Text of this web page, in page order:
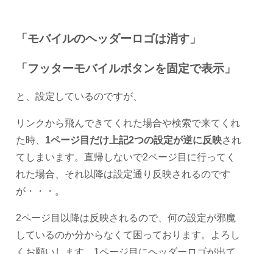
「モバイルのヘッダーロゴは消す」
「フッターモバイルボタンを固定で表示」
と、設定しているのですが、
リンクから飛んできてくれた場合や検索で来てくれ
た時、 1ページ目だけ上記2つの設定が逆に反映され
てしまいます。直帰しないで2ページ目に行ってく
れた場合、それ以降は設定通り反映されるのです
が・・・。
2ページ目以降は反映されるので、何の設定が邪魔
しているのか分からなくて困っております。よろし
くお願いします。1ページ目にヘッダーロゴが出て